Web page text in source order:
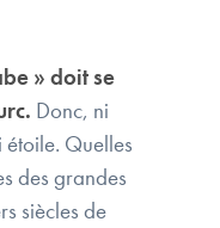
» doit se
Donc, ni
Quelles
des grandes
siècles de